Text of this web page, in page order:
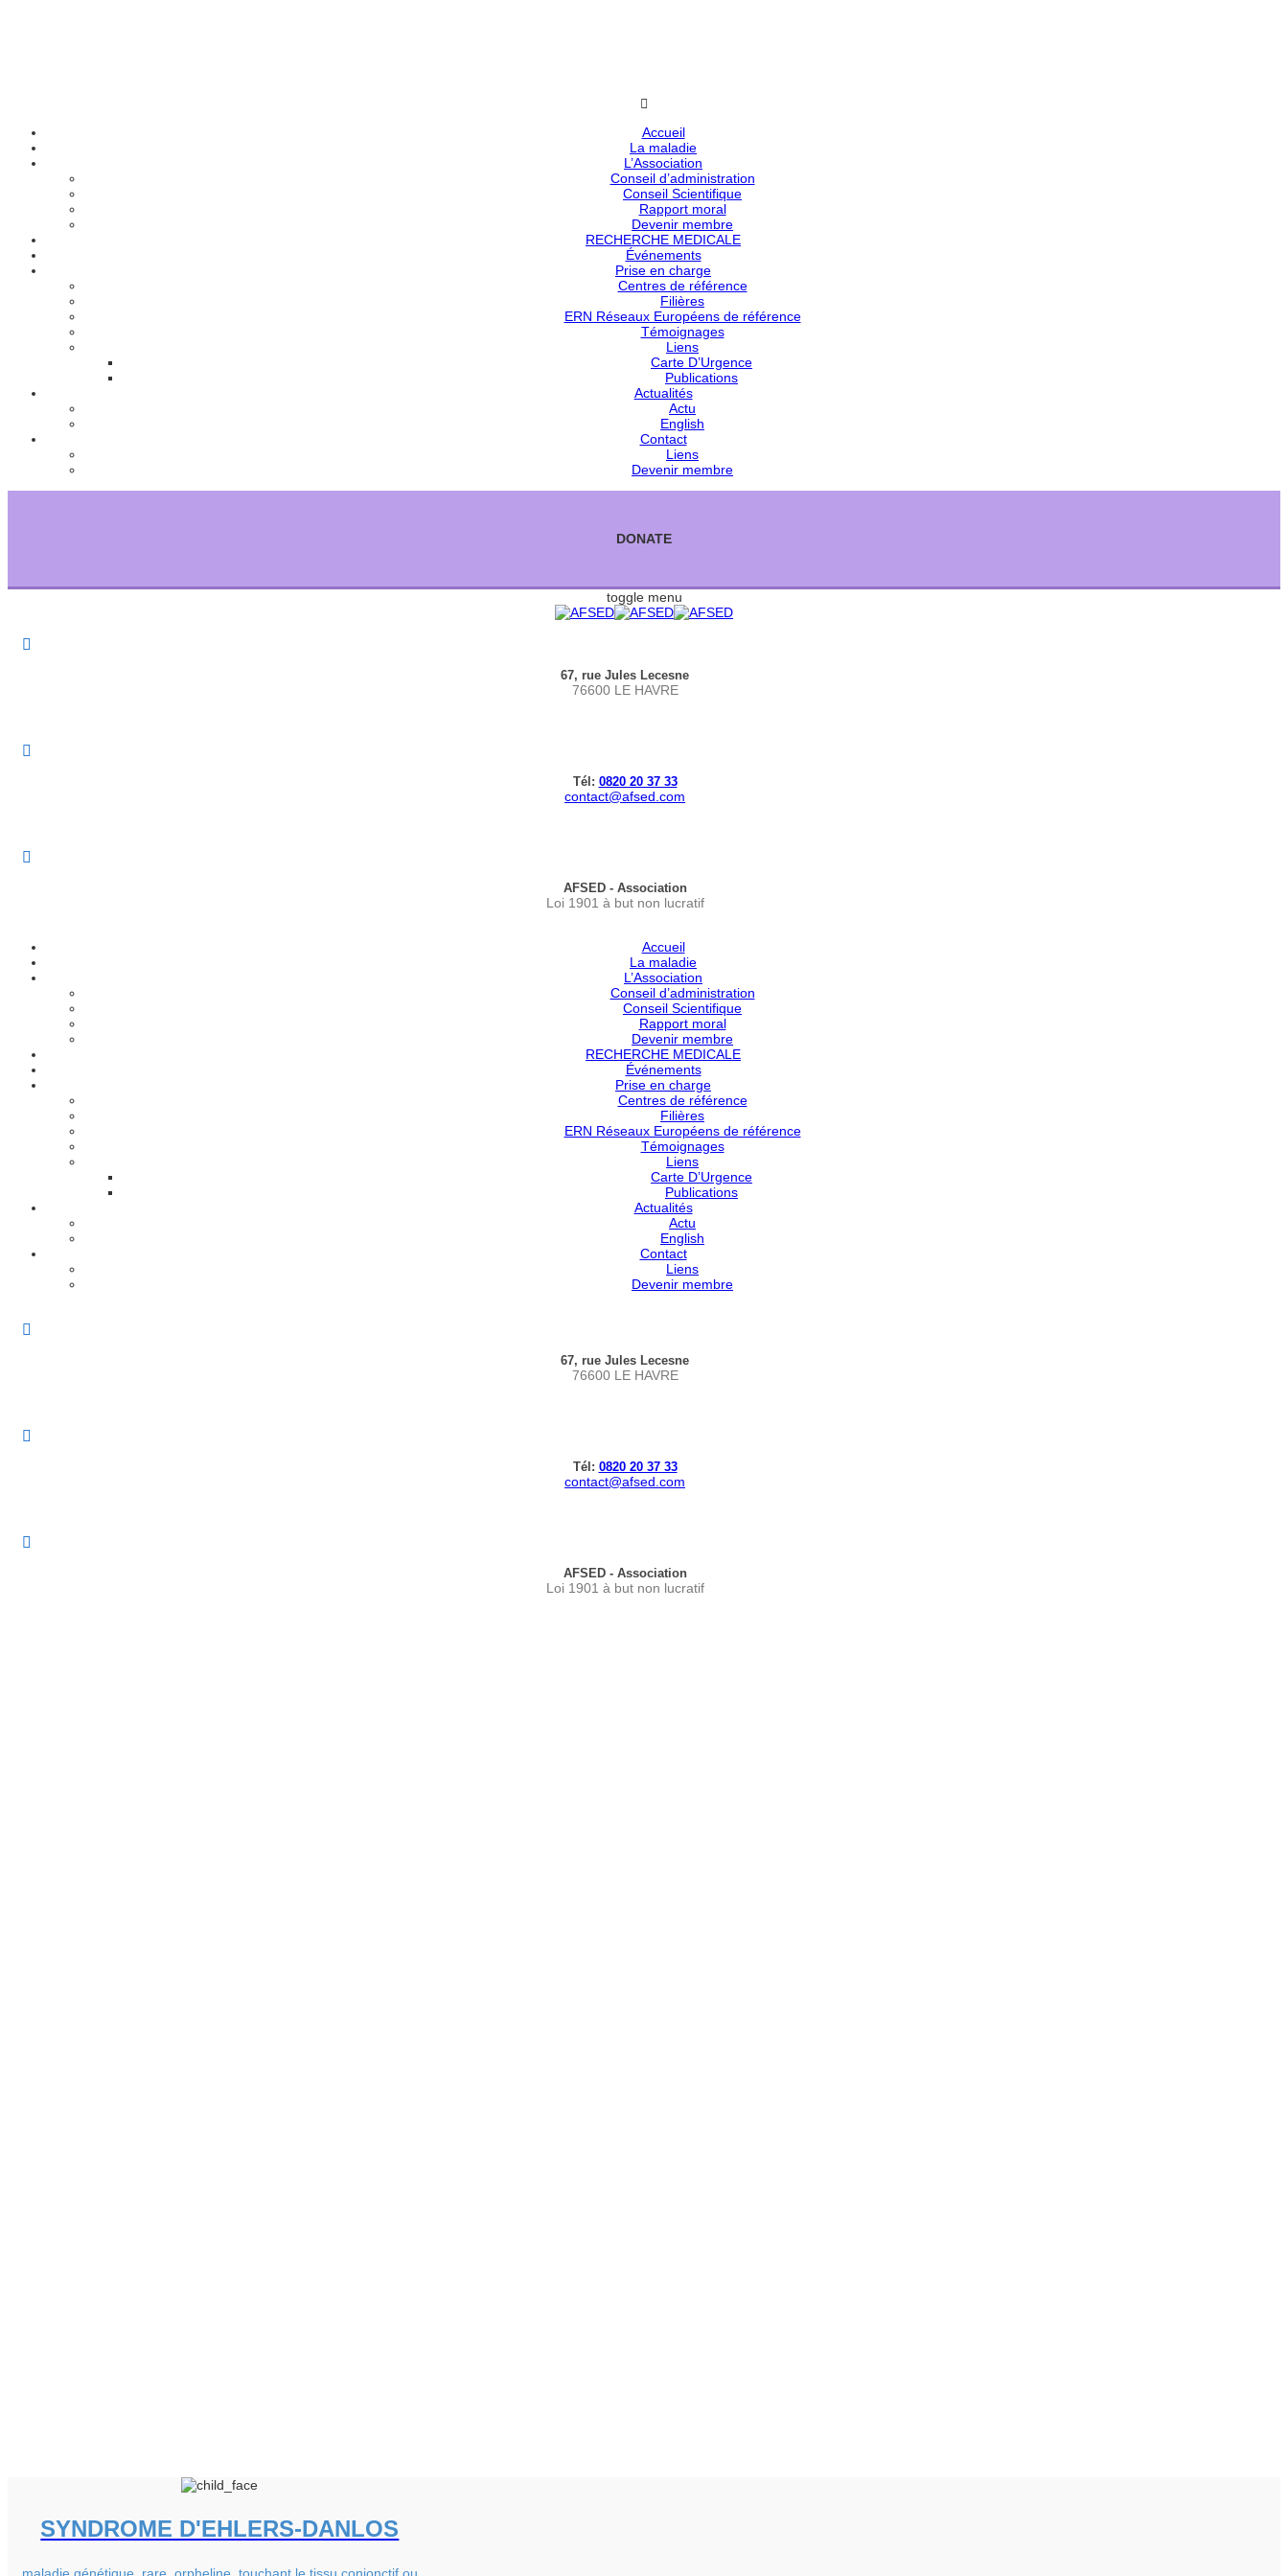
Accueil
La maladie
L’Association
Conseil d’administration
Conseil Scientifique
Rapport moral
Devenir membre
RECHERCHE MEDICALE
Événements
Prise en charge
Centres de référence
Filières
ERN Réseaux Européens de référence
Témoignages
Liens
Carte D’Urgence
Publications
Actualités
Actu
English
Contact
Liens
Devenir membre
DONATE
toggle menu
67, rue Jules Lecesne
76600 LE HAVRE
Tél: 0820 20 37 33
contact@afsed.com
AFSED - Association
Loi 1901 à but non lucratif
Accueil
La maladie
L’Association
Conseil d’administration
Conseil Scientifique
Rapport moral
Devenir membre
RECHERCHE MEDICALE
Événements
Prise en charge
Centres de référence
Filières
ERN Réseaux Européens de référence
Témoignages
Liens
Carte D’Urgence
Publications
Actualités
Actu
English
Contact
Liens
Devenir membre
67, rue Jules Lecesne
76600 LE HAVRE
Tél: 0820 20 37 33
contact@afsed.com
AFSED - Association
Loi 1901 à but non lucratif
SYNDROME D'EHLERS-DANLOS